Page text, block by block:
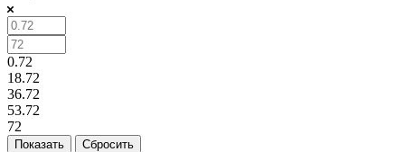
0.72
18.72
36.72
53.72
72
Сбросить